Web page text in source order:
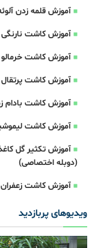
آموزش قلمه زدن
آموزش کاشت
آموزش کاشت
آموزش کاشت
آموزش کاشت بادام
آموزش کاشت
آموزش تکثیر گل
(دوبله اختصاصی)
آموزش کاشت
ویدیوهای پربازدید